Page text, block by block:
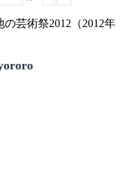
の芸術祭2012（2012年